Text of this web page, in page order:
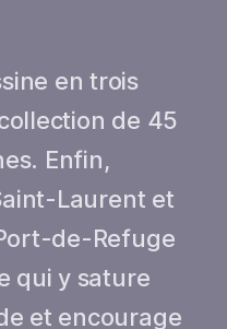
en trois
de 45
Enfin,
Laurent et
de-Refuge
qui y sature
et encourage